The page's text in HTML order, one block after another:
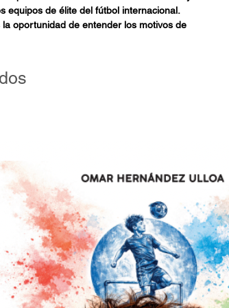
equipos de élite del fútbol internacional.
oportunidad de entender los motivos de
en el momento de la compra.